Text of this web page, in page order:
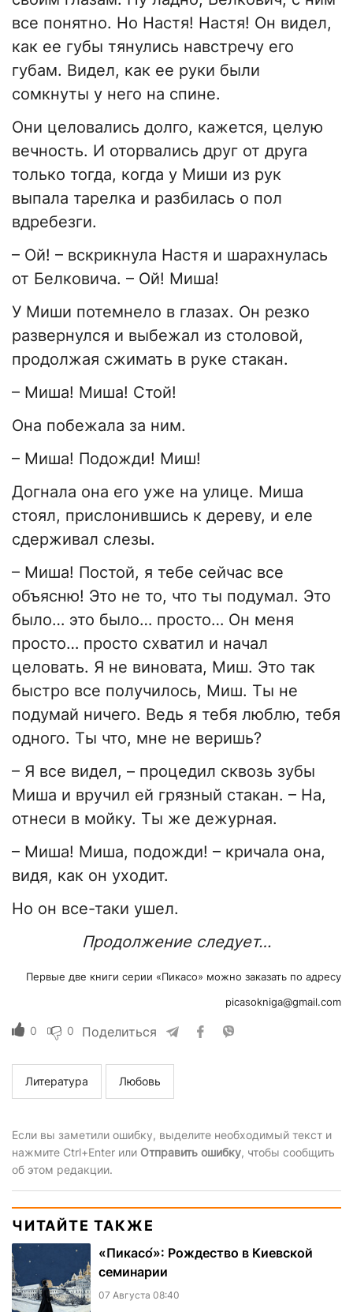
все понятно. Но Настя! Настя! Он видел,
как ее губы тянулись навстречу его
губам. Видел, как ее руки были
сомкнуты у него на спине.
Они целовались долго, кажется, целую
вечность. И оторвались друг от друга
только тогда, когда у Миши из рук
выпала тарелка и разбилась о пол
вдребезги.
– Ой! – вскрикнула Настя и шарахнулась
от Белковича. – Ой! Миша!
У Миши потемнело в глазах. Он резко
развернулся и выбежал из столовой,
продолжая сжимать в руке стакан.
– Миша! Миша! Стой!
Она побежала за ним.
– Миша! Подожди! Миш!
Догнала она его уже на улице. Миша
стоял, прислонившись к дереву, и еле
сдерживал слезы.
– Миша! Постой, я тебе сейчас все
объясню! Это не то, что ты подумал. Это
было… это было… просто… Он меня
просто… просто схватил и начал
целовать. Я не виновата, Миш. Это так
быстро все получилось, Миш. Ты не
подумай ничего. Ведь я тебя люблю, тебя
одного. Ты что, мне не веришь?
– Я все видел, – процедил сквозь зубы
Миша и вручил ей грязный стакан. – На,
отнеси в мойку. Ты же дежурная.
– Миша! Миша, подожди! – кричала она,
видя, как он уходит.
Но он все-таки ушел.
Продолжение следует…
Первые две книги серии «Пикасо» можно заказать по адресу
picasokniga@gmail.com
0 0 Поделиться
Литература Любовь
Если вы заметили ошибку, выделите необходимый текст и
нажмите Ctrl+Enter или Отправить ошибку, чтобы сообщить
об этом редакции.
ЧИТАЙТЕ ТАКЖЕ
«Пикасо́»: Рождество в Киевской
семинарии
07 Августа 08:40